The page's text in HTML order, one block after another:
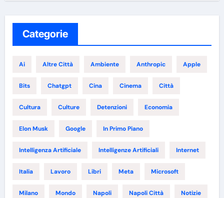
Categorie
Ai Altre Città Ambiente Anthropic Apple
Bits Chatgpt Cina Cinema Città
Cultura Culture Detenzioni Economia
Elon Musk Google In Primo Piano
Intelligenza Artificiale Intelligenze Artificiali Internet
Italia Lavoro Libri Meta Microsoft
Milano Mondo Napoli Napoli Città Notizie